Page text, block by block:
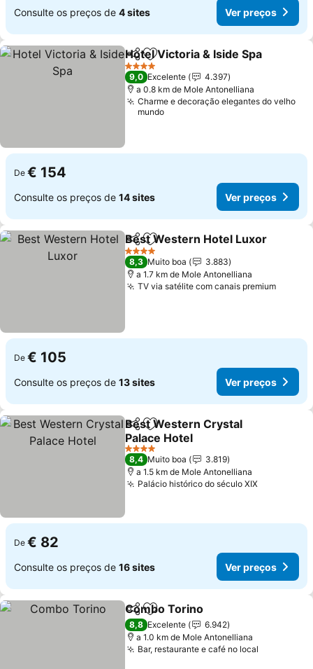
Consulte os preços de 4 sites Ver preços
PartilharAdicionar aos favoritos
Hotel Victoria & Iside Spa
4 Estrelas
9,0 Excelente
4.397
a 0.8 km de Mole Antonelliana
Charme e decoração elegantes do velho
mundo
De € 154
Consulte os preços de 14 sites Ver preços
PartilharAdicionar aos favoritos
Best Western Hotel Luxor
4 Estrelas
8,3 Muito boa
3.883
a 1.7 km de Mole Antonelliana
TV via satélite com canais premiumVer
De € 105
Consulte os preços de 13 sites Ver preços
PartilharAdicionar aos favoritos
Best Western Crystal
Palace Hotel
Ver preços
4 Estrelas
8,4 Muito boa
3.819
a 1.5 km de Mole Antonelliana
Palácio histórico do século XIXVer
De € 82
Consulte os preços de 16 sites Ver preços
PartilharAdicionar aos favoritos
Combo Torino
8,8 Excelente
6.942
a 1.0 km de Mole Antonelliana
Bar, restaurante e café no local